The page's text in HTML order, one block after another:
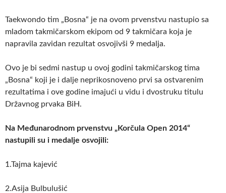
Taekwondo tim „Bosna“ je na ovom prvenstvu nastupio sa
mladom takmičarskom ekipom od 9 takmičara koja je
napravila zavidan rezultat osvojivši 9 medalja.
Ovo je bi sedmi nastup u ovoj godini takmičarskog tima
„Bosna“ koji je i dalje neprikosnoveno prvi sa ostvarenim
rezultatima i ove godine imajući u vidu i dvostruku titulu
Državnog prvaka BiH.
Na Međunarodnom prvenstvu „Korčula Open 2014“
nastupili su i medalje osvojili:
1.Tajma kajević
2.Asija Bulbulušić